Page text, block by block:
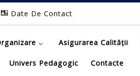
Date De Contact
Asigurarea Calității
Univers Pedagogic Contacte